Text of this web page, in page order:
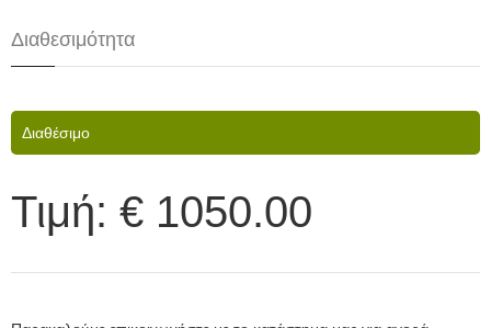
Διαθεσιμότητα
Διαθέσιμο
Τιμή: € 1050.00